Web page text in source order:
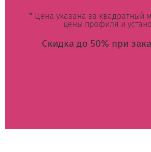
* Цена указана за квадратный
цены профиля и
Скидка до 50% при